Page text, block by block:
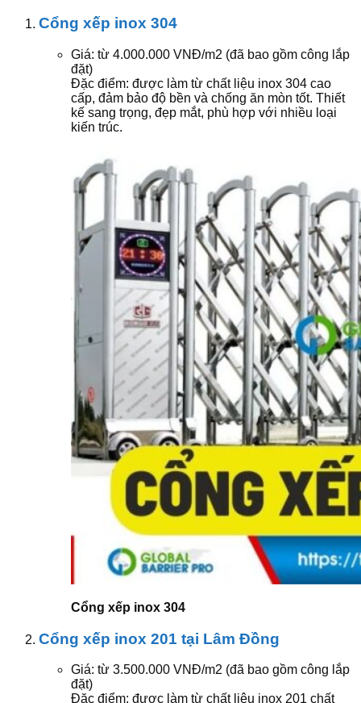
Cổng xếp inox 304
Giá: từ 4.000.000 VNĐ/m2 (đã bao gồm công lắp
đặt)
Đặc điểm: được làm từ chất liệu inox 304 cao
cấp, đảm bảo độ bền và chống ăn mòn tốt. Thiết
kế sang trọng, đẹp mắt, phù hợp với nhiều loại
kiến trúc.
Cổng xếp inox 304
Cổng xếp inox 201 tại Lâm Đồng
Giá: từ 3.500.000 VNĐ/m2 (đã bao gồm công lắp
đặt)
Đặc điểm: được làm từ chất liệu inox 201 chất